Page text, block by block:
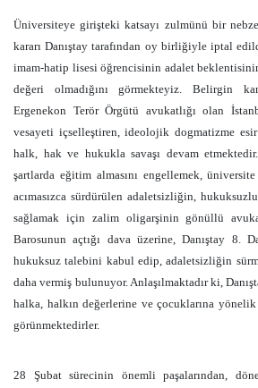
Üniversiteye girişteki katsayı zulmünü bir
kararı Danıştay tarafından oy birliğiyle iptal
imam-hatip lisesi öğrencisinin adalet
değeri olmadığını görmekteyiz. Belirgin
Ergenekon Terör Örgütü avukatlığı olan
vesayeti içselleştiren, ideolojik dogmatizme
halk, hak ve hukukla savaşı devam
şartlarda eğitim almasını engellemek,
acımasızca sürdürülen adaletsizliğin,
sağlamak için zalim oligarşinin gönüllü
Barosunun açtığı dava üzerine, Danıştay 8.
hukuksuz talebini kabul edip, adaletsizliğin
daha vermiş bulunuyor. Anlaşılmaktadır ki,
halka, halkın değerlerine ve çocuklarına yönelik
görünmektedirler.
28 Şubat sürecinin önemli paşalarından,